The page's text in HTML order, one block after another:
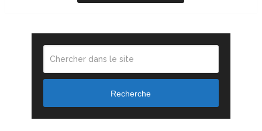
Recherche